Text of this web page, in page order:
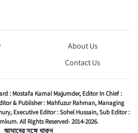
About Us
Contact Us
: Mostafa Kamal Majumder, Editor In Chief :
& Publisher : Mahfuzur Rahman, Managing
Executive Editor :Sohel Hussain,Sub Editor :
All Rights Reserved- 2014-2026.
আমাদের সঙ্গে থাকুন